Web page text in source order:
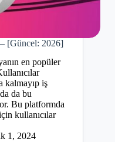
[Güncel: 2026]
en popüler
kalmayıp iş
da bu
Bu platformda
kullanıcılar
1, 2024